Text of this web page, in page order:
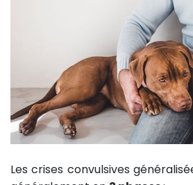
Les crises convulsives